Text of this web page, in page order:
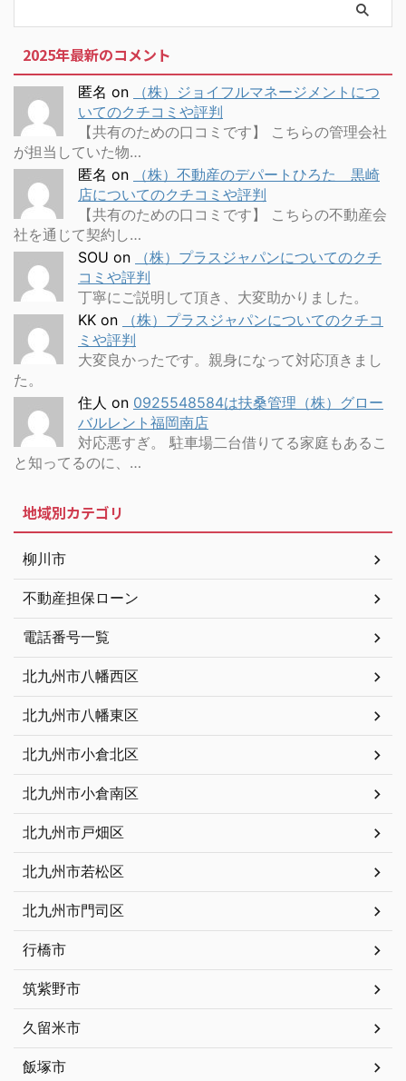
2025年最新のコメント
匿名 on
（株）ジョイフルマネージメントにつ
いてのクチコミや評判
【共有のための口コミです】 こちらの管理会社
が担当していた物…
匿名 on
（株）不動産のデパートひろた 黒崎
店についてのクチコミや評判
【共有のための口コミです】 こちらの不動産会
社を通じて契約し…
SOU on
（株）プラスジャパンについてのクチ
コミや評判
丁寧にご説明して頂き、大変助かりました。
KK on
（株）プラスジャパンについてのクチコ
ミや評判
大変良かったです。親身になって対応頂きまし
た。
住人 on 0925548584は扶桑管理（株）グロー
バルレント福岡南店
対応悪すぎ。 駐車場二台借りてる家庭もあるこ
と知ってるのに、…
地域別カテゴリ
柳川市
不動産担保ローン
電話番号一覧
北九州市八幡西区
北九州市八幡東区
北九州市小倉北区
北九州市小倉南区
北九州市戸畑区
北九州市若松区
北九州市門司区
行橋市
筑紫野市
久留米市
飯塚市